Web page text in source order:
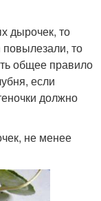
дырочек, то
повылезали, то
общее правило
если
должно
не менее